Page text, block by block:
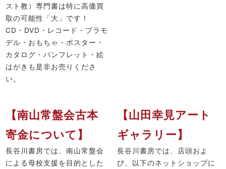
スト教）専門書は特に高価買
取の可能性「大」です！
CD・DVD・レコード・プラモ
デル・おもちゃ・ポスター・
カタログ・パンフレット・絵
はがきも是非お売りくださ
い。
【南山常盤会古本
寄金について】
長谷川書房では、南山常盤会
による母校支援を目的とした
【山田幸見アート
ギャラリー】
長谷川書房では、店頭およ
び、以下のネットショップに